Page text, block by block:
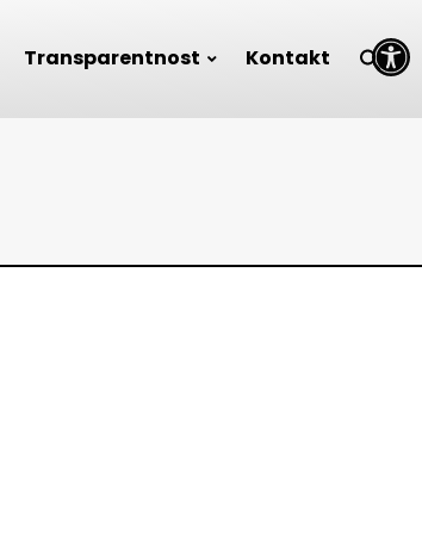
Open toolbar
Transparentnost Kontakt